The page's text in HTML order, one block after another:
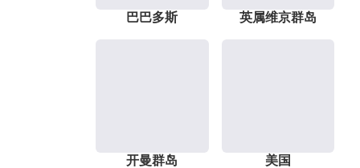
巴巴多斯 英属维京群岛
开曼群岛 美国